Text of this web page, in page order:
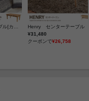
Henry センターテーブル
¥31,480
クーポンで¥26,758